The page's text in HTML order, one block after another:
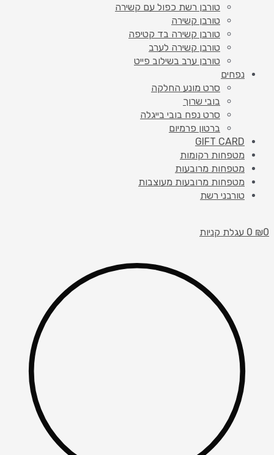
טורבן רשת כפול עם קשירה
טורבן קשירה
טורבן קשירה בד קטיפה
טורבן קשירה לערב
טורבן ערב בשילוב פייט
נפחים
סרט מונע החלקה
בובי שרוך
סרט נפח בובי בייגלה
ברטון פרמיום
GIFT CARD
מטפחות רקומות
מטפחות מרובעות
מטפחות מרובעות מעוצבות
טורבני רשת
₪0
0 עגלת קניות